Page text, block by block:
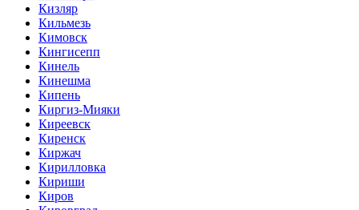
Кизляр
Кильмезь
Кимовск
Кингисепп
Кинель
Кинешма
Кипень
Киргиз-Мияки
Киреевск
Киренск
Киржач
Кирилловка
Кириши
Киров